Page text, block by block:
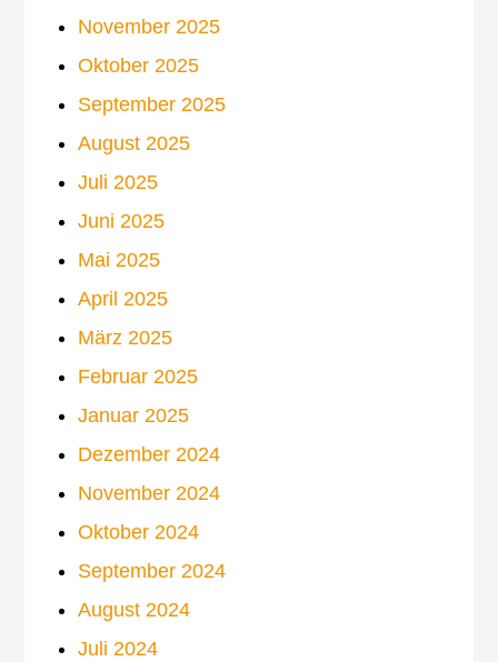
November 2025
Oktober 2025
September 2025
August 2025
Juli 2025
Juni 2025
Mai 2025
April 2025
März 2025
Februar 2025
Januar 2025
Dezember 2024
November 2024
Oktober 2024
September 2024
August 2024
Juli 2024